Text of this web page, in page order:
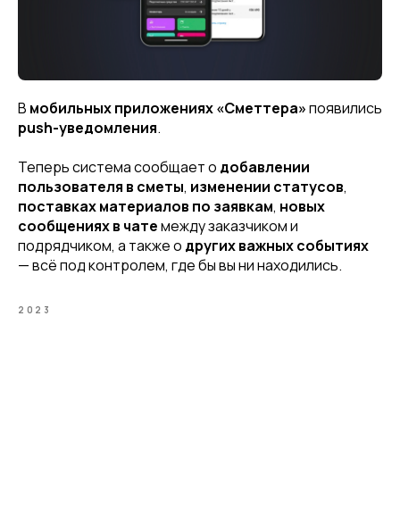
В мобильных приложениях «Сметтера»появились
push-уведомления.
Теперь система сообщает о добавлении
пользователя в сметы, изменении статусов,
поставках материалов по заявкам, новых
сообщениях в чатемежду заказчиком и
подрядчиком, а также о других важных событиях
— всё под контролем, где бы вы ни находились.
2023